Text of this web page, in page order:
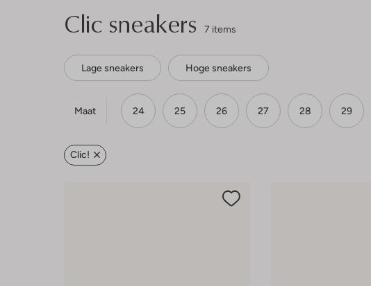
Clic sneakers 7 items
Lage sneakers Hoge sneakers
Maat 24 25 26 27 28 29
Clic!